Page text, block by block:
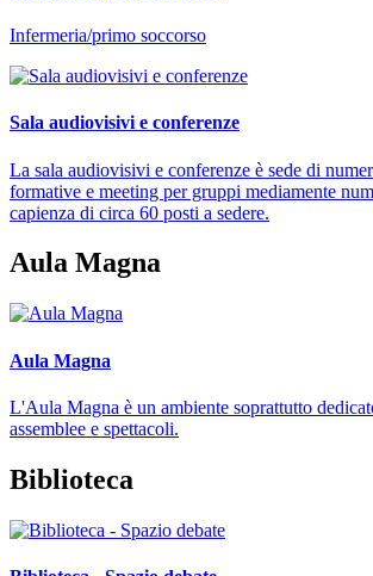
Infermeria/primo soccorso
Sala audiovisivi e conferenze
La sala audiovisivi e conferenze è sede di
formative e meeting per gruppi mediamente
capienza di circa 60 posti a sedere.
Aula Magna
Aula Magna
L'Aula Magna è un ambiente soprattutto
assemblee e spettacoli.
Biblioteca